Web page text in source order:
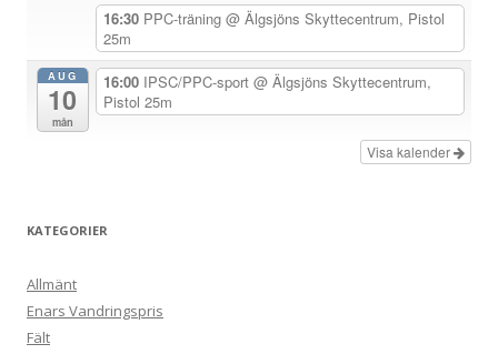
g
16:30 PPC-träning @ Älgsjöns Skyttecentrum, Pistol
25m
AUG
10
mån
16:00 IPSC/PPC-sport @ Älgsjöns Skyttecentrum,
Pistol 25m
Visa kalender
KATEGORIER
Allmänt
Enars Vandringspris
Fält